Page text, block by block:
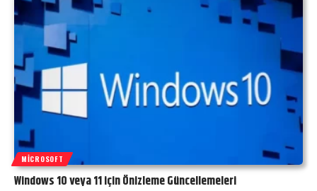
MICROSOFT
Windows 10 veya 11 için Önizleme Güncellemeleri